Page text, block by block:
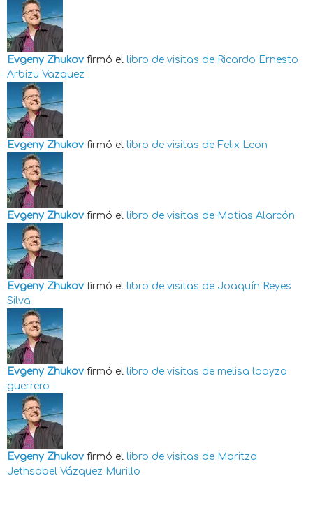
Evgeny Zhukov firmó el libro de visitas de Ricardo Ernesto
Arbizu Vazquez
Evgeny Zhukov firmó el libro de visitas de Felix Leon
Evgeny Zhukov firmó el libro de visitas de Matias Alarcón
Evgeny Zhukov firmó el libro de visitas de Joaquín Reyes
Silva
Evgeny Zhukov firmó el libro de visitas de melisa loayza
guerrero
Evgeny Zhukov firmó el libro de visitas de Maritza
Jethsabel Vázquez Murillo